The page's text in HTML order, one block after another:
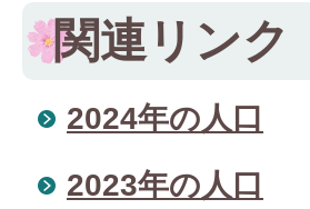
関連リンク
2024年の人口
2023年の人口